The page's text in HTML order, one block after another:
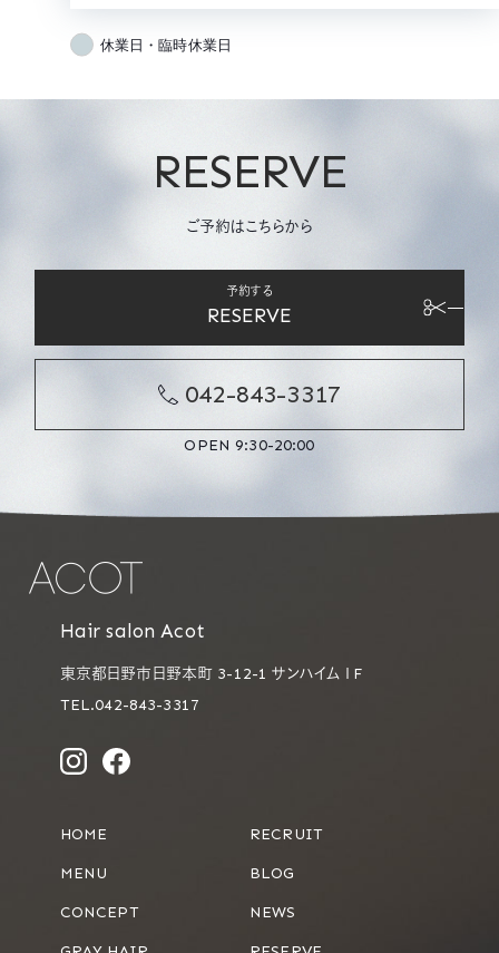
休業日・臨時休業日
RESERVE
ご予約はこちらから
予約する
RESERVE
042-843-3317
OPEN 9:30-20:00
Hair salon Acot
東京都日野市日野本町 3-12-1 サンハイム１F
TEL.042-843-3317
HOME
MENU
CONCEPT
RECRUIT
BLOG
NEWS